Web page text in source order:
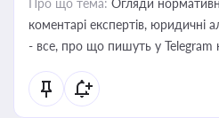
Про що тема: Огляди
коментарі експертів, юридичні
- все, про що пишуть у Telegram